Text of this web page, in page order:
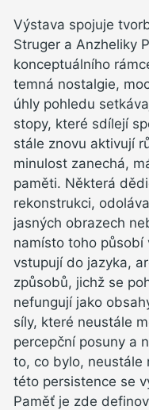
Výstava spojuje
Struger a Anzheliky
konceptuálního
temná nostalgie,
úhly pohledu
stopy, které sdílejí
stále znovu aktivují
minulost zanechá,
paměti. Některá
rekonstrukci,
jasných obrazech
namísto toho působí
vstupují do jazyka,
způsobů, jichž se
nefungují jako
síly, které neustále
percepční posuny a
to, co bylo, neustále
této persistence se
Paměť je zde